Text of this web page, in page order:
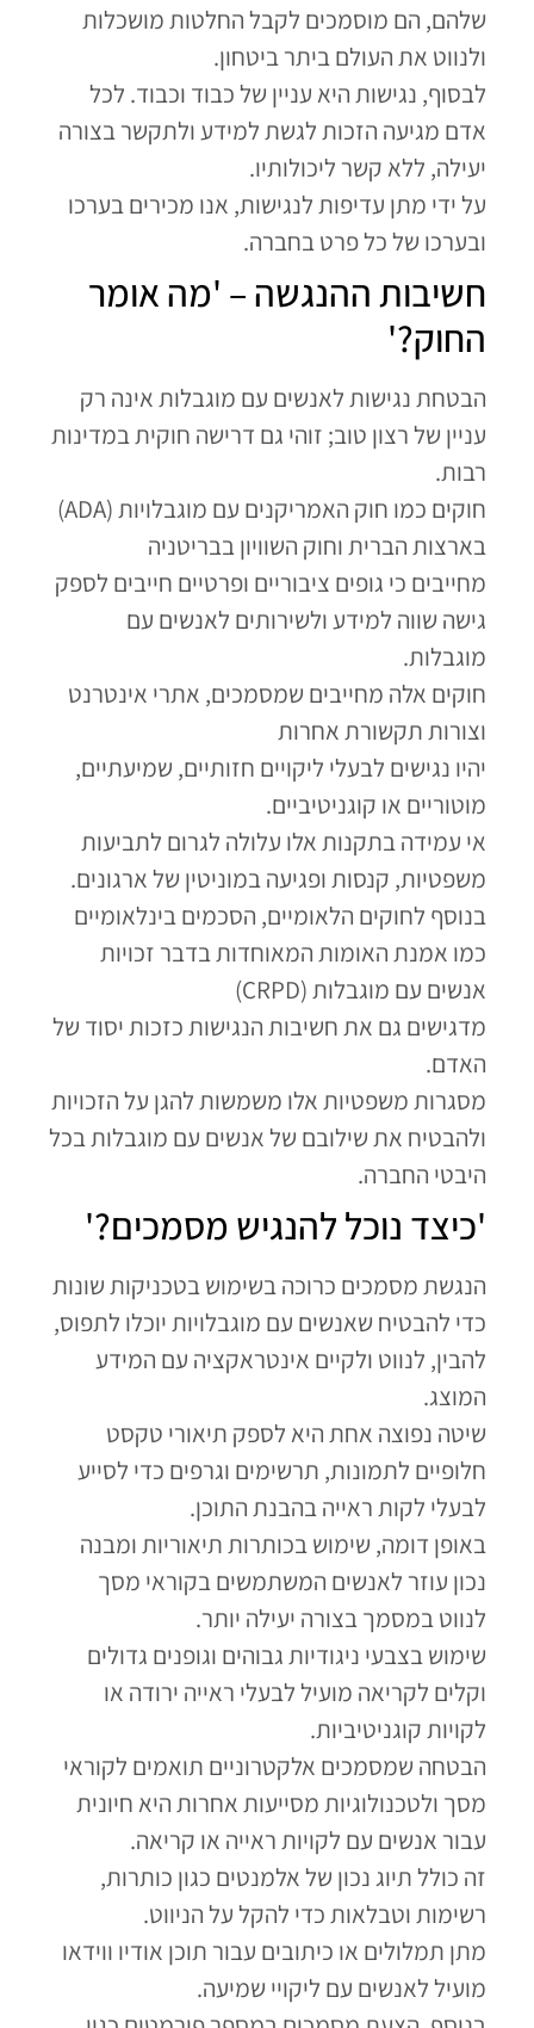
שלהם, הם מוסמכים לקבל החלטות מושכלות
ולנווט את העולם ביתר ביטחון.
לבסוף, נגישות היא עניין של כבוד וכבוד. לכל
אדם מגיעה הזכות לגשת למידע ולתקשר בצורה
יעילה, ללא קשר ליכולותיו.
על ידי מתן עדיפות לנגישות, אנו מכירים בערכו
ובערכו של כל פרט בחברה.
חשיבות ההנגשה – 'מה אומר
החוק?'
הבטחת נגישות לאנשים עם מוגבלות אינה רק
עניין של רצון טוב; זוהי גם דרישה חוקית במדינות
רבות.
חוקים כמו חוק האמריקנים עם מוגבלויות (ADA)
בארצות הברית וחוק השוויון בבריטניה
מחייבים כי גופים ציבוריים ופרטיים חייבים לספק
גישה שווה למידע ולשירותים לאנשים עם
מוגבלות.
חוקים אלה מחייבים שמסמכים, אתרי אינטרנט
וצורות תקשורת אחרות
יהיו נגישים לבעלי ליקויים חזותיים, שמיעתיים,
מוטוריים או קוגניטיביים.
אי עמידה בתקנות אלו עלולה לגרום לתביעות
משפטיות, קנסות ופגיעה במוניטין של ארגונים.
בנוסף לחוקים הלאומיים, הסכמים בינלאומיים
כמו אמנת האומות המאוחדות בדבר זכויות
אנשים עם מוגבלות (CRPD)
מדגישים גם את חשיבות הנגישות כזכות יסוד של
האדם.
מסגרות משפטיות אלו משמשות להגן על הזכויות
ולהבטיח את שילובם של אנשים עם מוגבלות בכל
היבטי החברה.
'כיצד נוכל להנגיש מסמכים?'
הנגשת מסמכים כרוכה בשימוש בטכניקות שונות
כדי להבטיח שאנשים עם מוגבלויות יוכלו לתפוס,
להבין, לנווט ולקיים אינטראקציה עם המידע
המוצג.
שיטה נפוצה אחת היא לספק תיאורי טקסט
חלופיים לתמונות, תרשימים וגרפים כדי לסייע
לבעלי לקות ראייה בהבנת התוכן.
באופן דומה, שימוש בכותרות תיאוריות ומבנה
נכון עוזר לאנשים המשתמשים בקוראי מסך
לנווט במסמך בצורה יעילה יותר.
שימוש בצבעי ניגודיות גבוהים וגופנים גדולים
וקלים לקריאה מועיל לבעלי ראייה ירודה או
לקויות קוגניטיביות.
הבטחה שמסמכים אלקטרוניים תואמים לקוראי
מסך ולטכנולוגיות מסייעות אחרות היא חיונית
עבור אנשים עם לקויות ראייה או קריאה.
זה כולל תיוג נכון של אלמנטים כגון כותרות,
רשימות וטבלאות כדי להקל על הניווט.
מתן תמלולים או כיתובים עבור תוכן אודיו ווידאו
מועיל לאנשים עם ליקויי שמיעה.